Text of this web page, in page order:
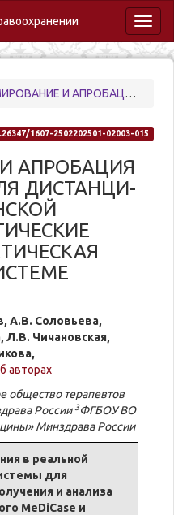
ДЛЯ ДИСТАНЦИ-ОННОЙ МЕДИЦИНСКОЙ ПОМОЩИ: ТЕОРЕТИЧЕСКИЕ ПОДХОДЫ И ПРАКТИЧЕСКАЯ РЕАЛИЗАЦИЯ В СИСТЕМЕ MEDICASE
1607-2502202501-02003-015
АПРОБАЦИЯ
ДИСТАНЦИ-
А.В. Соловьева,
Л.В. Чичановская,
авторах
общество терапевтов
России 3ФГБОУ ВО
Минздрава России
в реальной
для
и анализа
MeDiCase и